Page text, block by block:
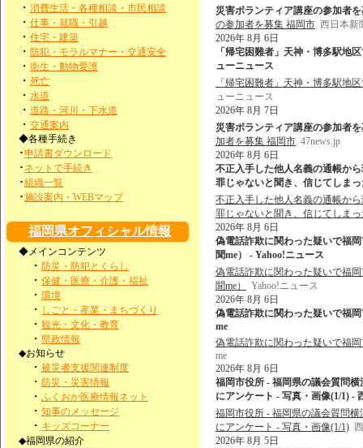
・ 消費生活・各種相談・市民相談
・ 仕事・就職・引越
・ 住宅・建築
・ 防犯・モラルマナー・交通安全
・ 衛生・動物愛護
・ 死亡
・ 水道
・ 道路・河川・下水道
・ 交通案内
◆各種手続き
･申請書ダウンロード
･ ネットで手続き
･組織一覧
･施設案内・WEBマップ
福岡県オフィシャル情報
◆メインコンテンツ
・ 防災・防犯とくらし
・ 保健・医療・介護・福祉
・ 環境
・ しごと・産業・まちづくり
・ 観光・文化・教育
・ 県政情報
◆お知らせ
・ 被災者支援関連制度
・ 防災・災害情報
・ ふくおか医療情報ネット
・ 知事のメッセージ
・ キッズコーナー
◆福岡県の紹介
災害ボランティア講座の参加者
の参加者を募集 福岡市 西日本新
2026年 8月 6日
「帰宅困難者」天神・博多駅
ューニュース
「帰宅困難者」天神・博多駅
ューニュース
2026年 8月 7日
災害ボランティア講座の参加者
加者を募集 福岡市 47news.jp
2026年 8月 6日
不正入手した他人名義の通帳か
罪じゃないと聞き、信じてしま
不正入手した他人名義の通帳か
罪じゃないと聞き、信じてしま
2026年 8月 6日
偽電話詐欺に関わった疑いで福
聞me） - Yahoo!ニュース
偽電話詐欺に関わった疑いで福
聞me）
Yahoo!ニュース
2026年 8月 6日
偽電話詐欺に関わった疑いで福
me
偽電話詐欺に関わった疑いで福
me
2026年 8月 6日
福岡市役所 - 福岡県の議会質問
にアンケート - 写真・画像(1/1) -
福岡市役所 - 福岡県の議会質問
にアンケート - 写真・画像(1/1)
2026年 8月 5日